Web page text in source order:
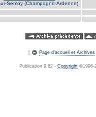
Semoy (Champagne-Ardenne)
[ Page d'accueil et Archives
Publication 9.62 - Copyright©1996-